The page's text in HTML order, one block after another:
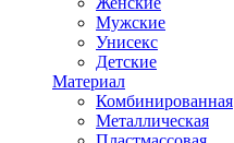
Мужские
Унисекс
Детские
Материал
Комбинированная
Металлическая